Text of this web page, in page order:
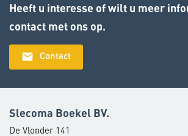
Heeft u interesse of wilt u meer
contact met ons op.
email Contact
Slecoma Boekel BV.
De Vlonder 141